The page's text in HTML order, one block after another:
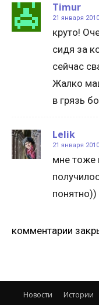
Timur
21 января
круто!
сидя за
сейчас
Жалко
в грязь
Lelik
21 января
мне тоже
понятно))
комментарии
Новости Истории